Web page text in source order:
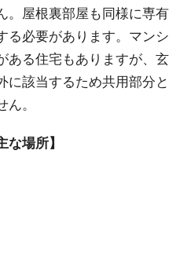
。屋根裏部屋も同様に専有
る必要があります。マンシ
ある住宅もありますが、玄
に該当するため共用部分と
。
な場所】